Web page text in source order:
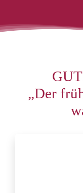
„Der